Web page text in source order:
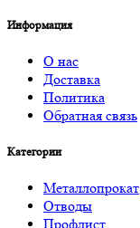
Информация
О нас
Доставка
Политика
Обратная связь
Категории
Металлопрокат
Отводы
Профлист